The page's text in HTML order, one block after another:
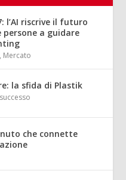
l’AI riscrive il futuro
persone a guidare
, Mercato
la sfida di Plastik
che connette